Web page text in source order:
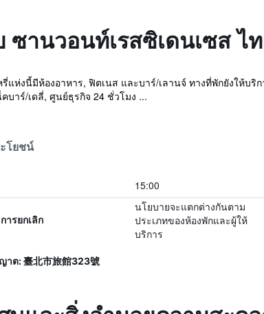
ซานวอนท์เรสซิเดนเซส ไ
แห่งนี้มีห้องอาหาร, ฟิตเนส และบาร์/เลานจ์ ทางที่พักยังให้
บาร์/เดลี่, ศูนย์ธุรกิจ 24 ชั่วโมง ...
โยชน์
15:00
ารยกเลิก
นโยบายจะแตกต่างกันตาม
ประเภทของห้องพักและผู้ให้
บริการ
าต: 臺北市旅館323號